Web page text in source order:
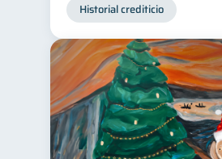
Historial crediticio